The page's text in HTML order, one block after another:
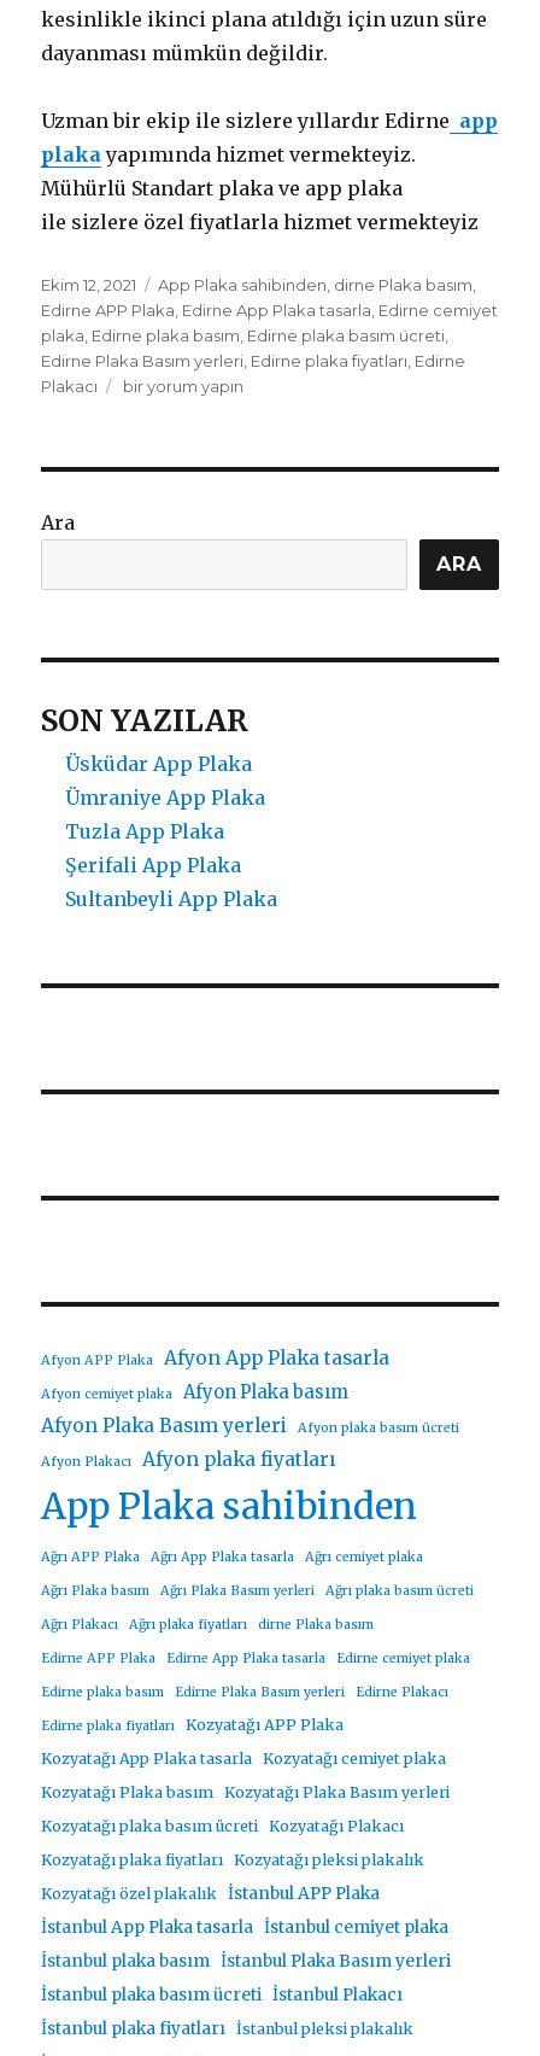
kesinlikle ikinci plana atıldığı için uzun süre
dayanması mümkün değildir.
Uzman bir ekip ile sizlere yıllardır Edirne app
plaka yapımında hizmet vermekteyiz.
Mühürlü Standart plaka ve app plaka
ile sizlere özel fiyatlarla hizmet vermekteyiz
Yayın
tarihi
Ekim 12, 2021 Etiketler
App Plaka sahibinden dirne Plaka basım
Edirne APP Plaka Edirne App Plaka tasarla Edirne cemiyet
plaka Edirne plaka basım Edirne plaka basım ücreti
Edirne Plaka Basım yerleri Edirne plaka fiyatları Edirne
Plakacı
Edirne
bir yorum yapın
Ara
ARA
SON YAZILAR
Üsküdar App Plaka
Ümraniye App Plaka
Tuzla App Plaka
Şerifali App Plaka
Sultanbeyli App Plaka
Afyon APP Plaka Afyon App Plaka tasarla
Afyon cemiyet plaka
Afyon Plaka basım
Afyon Plaka Basım yerleri
Afyon plaka basım ücreti
Afyon Plakacı Afyon plaka fiyatları
App Plaka sahibinden
Ağrı APP Plaka Ağrı App Plaka tasarla Ağrı cemiyet plaka
Ağrı Plaka basım Ağrı Plaka Basım yerleri Ağrı plaka basım ücreti
Ağrı Plakacı Ağrı plaka fiyatları dirne Plaka basım
Edirne APP Plaka Edirne App Plaka tasarla Edirne cemiyet plaka
Edirne plaka basım Edirne Plaka Basım yerleri Edirne Plakacı
Edirne plaka fiyatları
Kozyatağı APP Plaka
Kozyatağı App Plaka tasarla
Kozyatağı cemiyet plaka
Kozyatağı Plaka basım
Kozyatağı Plaka Basım yerleri
Kozyatağı plaka basım ücreti
Kozyatağı Plakacı
Kozyatağı plaka fiyatları
Kozyatağı pleksi plakalık
Kozyatağı özel plakalık
İstanbul APP Plaka
İstanbul App Plaka tasarla İstanbul cemiyet plaka
İstanbul plaka basım İstanbul Plaka Basım yerleri
İstanbul plaka basım ücreti İstanbul Plakacı
İstanbul plaka fiyatları
İstanbul pleksi plakalık